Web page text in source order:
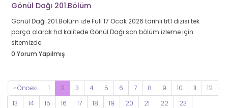
Gönül Dağı 201.Bölüm
Gönül Dağı 201.Bölüm izle Full 17 Ocak 2026 tarihli trt1 dizisi tek
parça olarak hd kalitede Gönül Dağı son bölüm izleme için
sitemizde.
0 Yorum Yapılmış
« Önceki 1 2 3 4 5 6 7 8 9 10 11
12
13
14 15 16 17 18 19 20 21 22
23